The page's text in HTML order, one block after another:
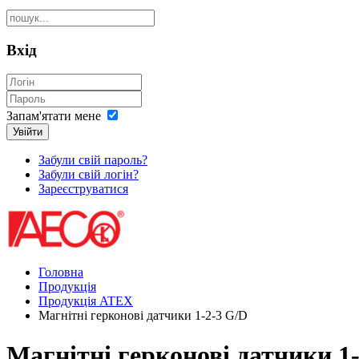
Вхід
Запам'ятати мене
Увійти
Забули свій пароль?
Забули свій логін?
Зареєструватися
Головна
Продукція
Продукція ATEX
Магнітні герконові датчики 1-2-3 G/D